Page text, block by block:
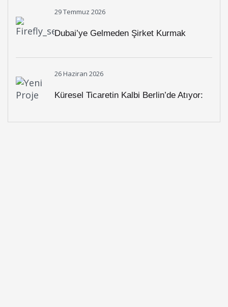
29 Temmuz 2026
Dubai’ye Gelmeden Şirket Kurmak
Mümkün Mü?
26 Haziran 2026
Küresel Ticaretin Kalbi Berlin’de Atıyor: